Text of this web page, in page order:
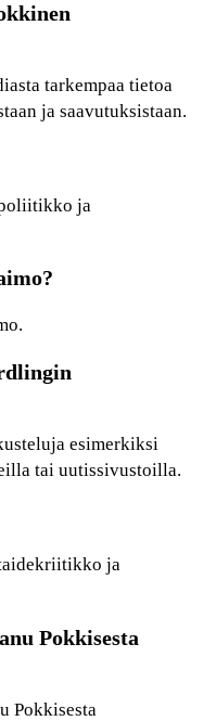
tarkempaa tietoa
ja saavutuksistaan.
ja
esimerkiksi
tai uutissivustoilla.
ja
Pokkisesta
Pokkisesta